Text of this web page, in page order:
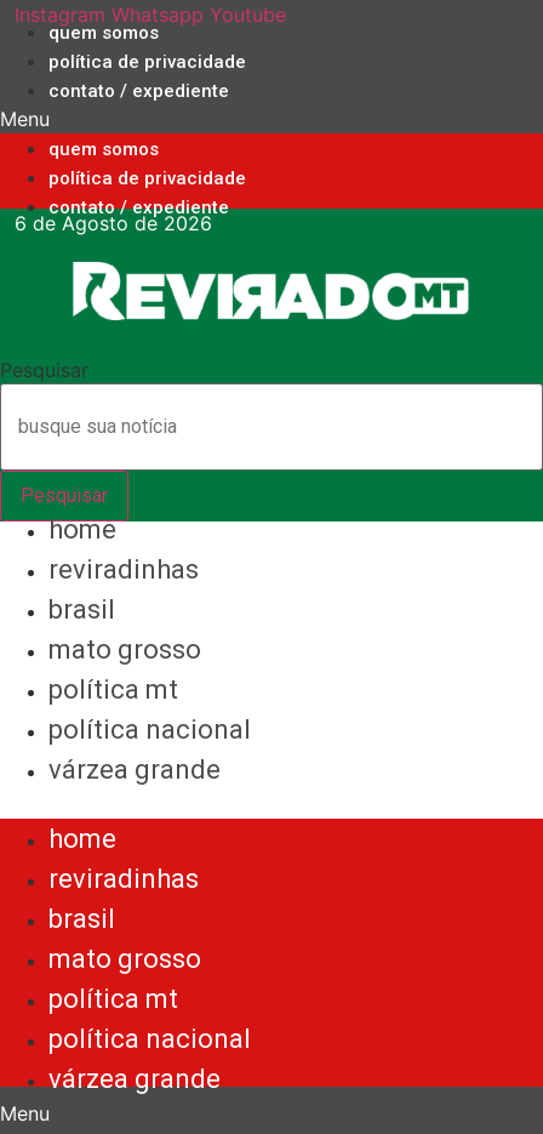
conteúdo
Instagram Whatsapp Youtube
quem somos
política de privacidade
contato / expediente
Menu
quem somos
política de privacidade
contato / expediente
6 de Agosto de 2026
Pesquisar
Pesquisar
home
reviradinhas
brasil
mato grosso
política mt
política nacional
várzea grande
home
reviradinhas
brasil
mato grosso
política mt
política nacional
várzea grande
Menu